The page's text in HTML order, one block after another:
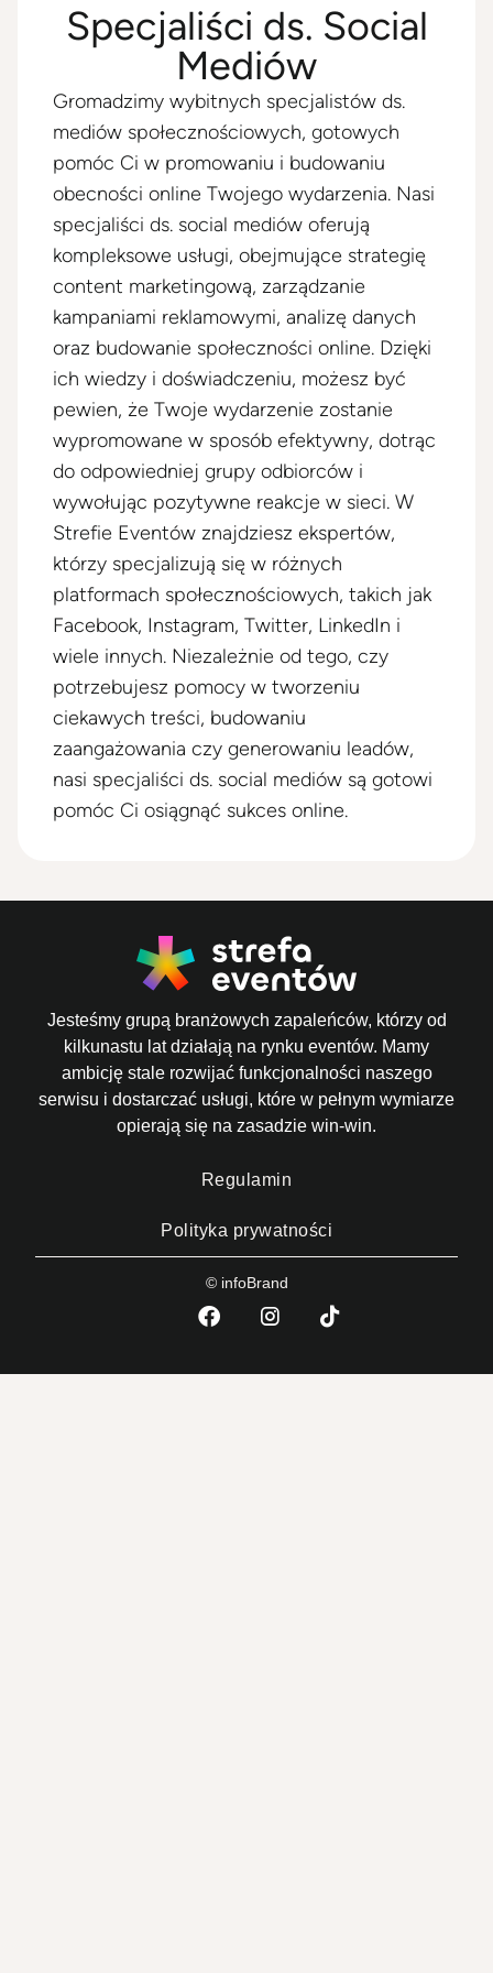
Specjaliści ds. Social
Mediów
Gromadzimy wybitnych specjalistów ds.
mediów społecznościowych, gotowych
pomóc Ci w promowaniu i budowaniu
obecności online Twojego wydarzenia. Nasi
specjaliści ds. social mediów oferują
kompleksowe usługi, obejmujące strategię
content marketingową, zarządzanie
kampaniami reklamowymi, analizę danych
oraz budowanie społeczności online. Dzięki
ich wiedzy i doświadczeniu, możesz być
pewien, że Twoje wydarzenie zostanie
wypromowane w sposób efektywny, dotrąc
do odpowiedniej grupy odbiorców i
wywołując pozytywne reakcje w sieci. W
Strefie Eventów znajdziesz ekspertów,
którzy specjalizują się w różnych
platformach społecznościowych, takich jak
Facebook, Instagram, Twitter, LinkedIn i
wiele innych. Niezależnie od tego, czy
potrzebujesz pomocy w tworzeniu
ciekawych treści, budowaniu
zaangażowania czy generowaniu leadów,
nasi specjaliści ds. social mediów są gotowi
pomóc Ci osiągnąć sukces online.
Jesteśmy grupą branżowych zapaleńców, którzy od
kilkunastu lat działają na rynku eventów. Mamy
ambicję stale rozwijać funkcjonalności naszego
serwisu i dostarczać usługi, które w pełnym wymiarze
opierają się na zasadzie win-win.
Regulamin
Polityka prywatności
© infoBrand